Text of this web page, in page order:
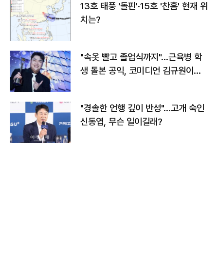
13호 태풍 '돌핀'·15호 '찬홈' 현재 위
치는?
"속옷 빨고 졸업식까지"…근육병 학
생 돌본 공익, 코미디언 김규원이었
"경솔한 언행 깊이 반성"…고개 숙인
신동엽, 무슨 일이길래?